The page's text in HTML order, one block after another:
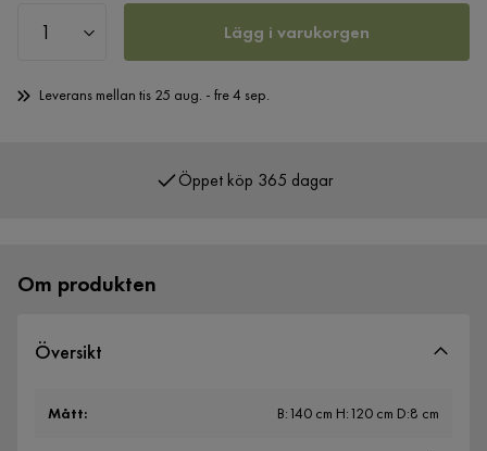
Lägg i varukorgen
Leverans mellan tis 25 aug. - fre 4 sep.
Om produkten
Översikt
Mått: B:140 cm H:120 cm D:8 cm